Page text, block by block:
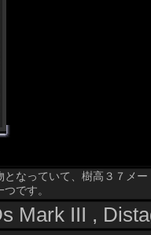
なっていて、樹高３７メ
です。
Mark III ,